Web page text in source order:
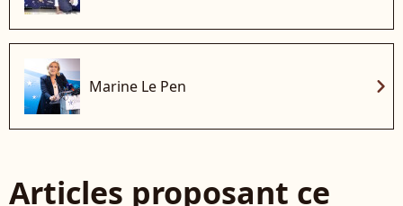
Marine Le Pen chevron_right
Articles proposant ce